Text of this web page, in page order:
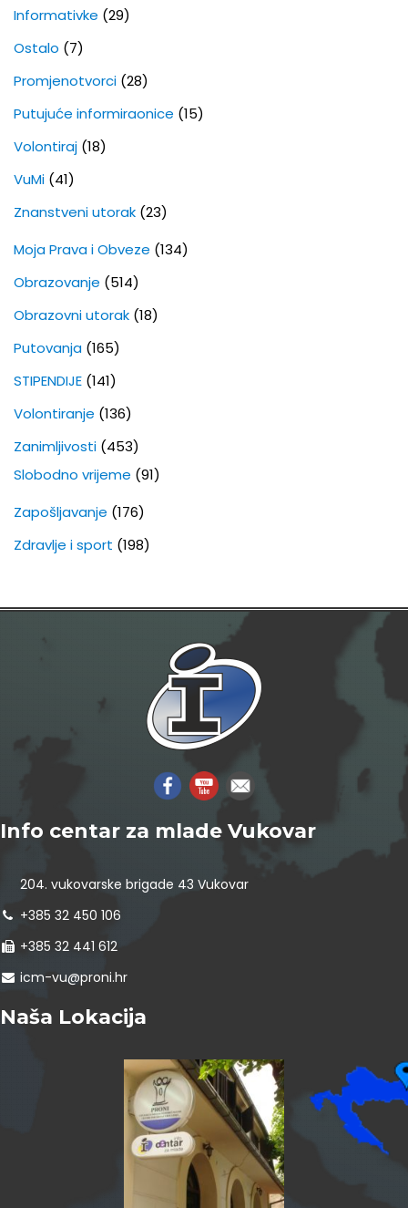
Informativke (29)
Ostalo (7)
Promjenotvorci (28)
Putujuće informiraonice (15)
Volontiraj (18)
VuMi (41)
Znanstveni utorak (23)
Moja Prava i Obveze (134)
Obrazovanje (514)
Obrazovni utorak (18)
Putovanja (165)
STIPENDIJE (141)
Volontiranje (136)
Zanimljivosti (453)
Slobodno vrijeme (91)
Zapošljavanje (176)
Zdravlje i sport (198)
Info centar za mlade Vukovar
204. vukovarske brigade 43 Vukovar
+385 32 450 106
+385 32 441 612
icm-vu@proni.hr
Naša Lokacija